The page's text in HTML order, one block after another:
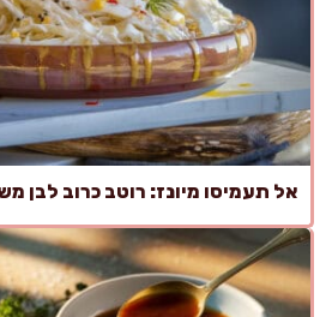
אל תעמיסו מיונז: רוטב כרוב לבן משגע ב-